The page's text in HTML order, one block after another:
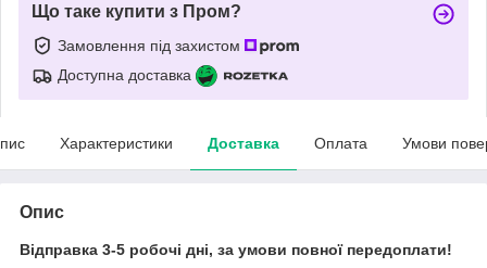
Що таке купити з Пром?
Замовлення під захистом
Доступна доставка
Характеристики Доставка Оплата Умови
Опис
Відправка 3-5 робочі дні, за умови повної передоплати!